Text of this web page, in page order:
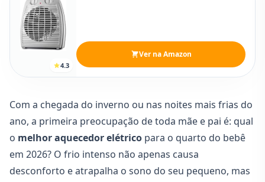
4.3
Ver na Amazon
Com a chegada do inverno ou nas noites mais frias do
ano, a primeira preocupação de toda mãe e pai é: qual
o melhor aquecedor elétrico para o quarto do bebê
em 2026? O frio intenso não apenas causa
desconforto e atrapalha o sono do seu pequeno, mas